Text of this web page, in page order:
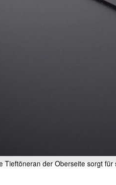
Tieftöneran der Oberseite sorgt für